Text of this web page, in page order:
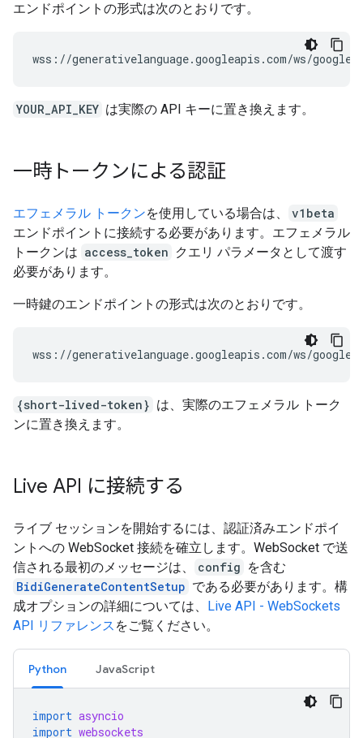
エンドポイントの形式は次のとおりです。
YOUR_API_KEY は実際の API キーに置き換えます。
一時トークンによる認証
エフェメラル トークンを使用している場合は、
v1beta
エンドポイントに接続する必要があります。エフェメラル
トークンは access_token クエリ パラメータとして渡す
必要があります。
一時鍵のエンドポイントの形式は次のとおりです。
{short-lived-token} は、実際のエフェメラル トーク
ンに置き換えます。
Live API に接続する
ライブ セッションを開始するには、認証済みエンドポイ
ントへの WebSocket 接続を確立します。WebSocket で送
信される最初のメッセージは、
config を含む
BidiGenerateContentSetup である必要があります。構
成オプションの詳細については、 Live API - WebSockets
API リファレンス をご覧ください。
Python JavaScript
import asyncio
import websockets